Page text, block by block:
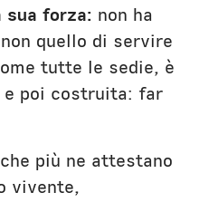
sua forza: non ha
quello di servire
tutte le sedie, è
poi costruita: far
più ne attestano
vivente,